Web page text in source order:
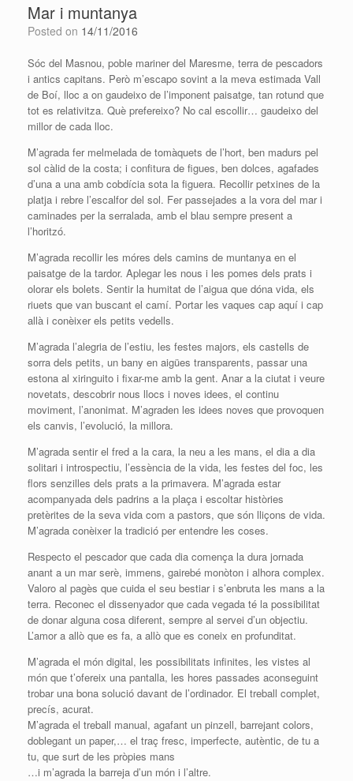
Mar i muntanya
Posted on 14/11/2016
Sóc del Masnou, poble mariner del Maresme, terra de pescadors
i antics capitans. Però m’escapo sovint a la meva estimada Vall
de Boí, lloc a on gaudeixo de l’imponent paisatge, tan rotund que
tot es relativitza. Què prefereixo? No cal escollir… gaudeixo del
millor de cada lloc.
M’agrada fer melmelada de tomàquets de l’hort, ben madurs pel
sol càlid de la costa; i confitura de figues, ben dolces, agafades
d’una a una amb cobdícia sota la figuera. Recollir petxines de la
platja i rebre l’escalfor del sol. Fer passejades a la vora del mar i
caminades per la serralada, amb el blau sempre present a
l’horitzó.
M’agrada recollir les móres dels camins de muntanya en el
paisatge de la tardor. Aplegar les nous i les pomes dels prats i
olorar els bolets. Sentir la humitat de l’aigua que dóna vida, els
riuets que van buscant el camí. Portar les vaques cap aquí i cap
allà i conèixer els petits vedells.
M’agrada l’alegria de l’estiu, les festes majors, els castells de
sorra dels petits, un bany en aigües transparents, passar una
estona al xiringuito i fixar-me amb la gent. Anar a la ciutat i veure
novetats, descobrir nous llocs i noves idees, el continu
moviment, l’anonimat. M’agraden les idees noves que provoquen
els canvis, l’evolució, la millora.
M’agrada sentir el fred a la cara, la neu a les mans, el dia a dia
solitari i introspectiu, l’essència de la vida, les festes del foc, les
flors senzilles dels prats a la primavera. M’agrada estar
acompanyada dels padrins a la plaça i escoltar històries
pretèrites de la seva vida com a pastors, que són lliçons de vida.
M’agrada conèixer la tradició per entendre les coses.
Respecto el pescador que cada dia comença la dura jornada
anant a un mar serè, immens, gairebé monòton i alhora complex.
Valoro al pagès que cuida el seu bestiar i s’enbruta les mans a la
terra. Reconec el dissenyador que cada vegada té la possibilitat
de donar alguna cosa diferent, sempre al servei d’un objectiu.
L’amor a allò que es fa, a allò que es coneix en profunditat.
M’agrada el món digital, les possibilitats infinites, les vistes al
món que t’ofereix una pantalla, les hores passades aconseguint
trobar una bona solució davant de l’ordinador. El treball complet,
precís, acurat.
M’agrada el treball manual, agafant un pinzell, barrejant colors,
doblegant un paper,… el traç fresc, imperfecte, autèntic, de tu a
tu, que surt de les pròpies mans
…i m’agrada la barreja d’un món i l’altre.